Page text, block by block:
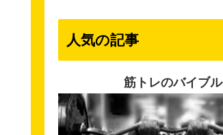
人気の記事
筋トレのバイブル